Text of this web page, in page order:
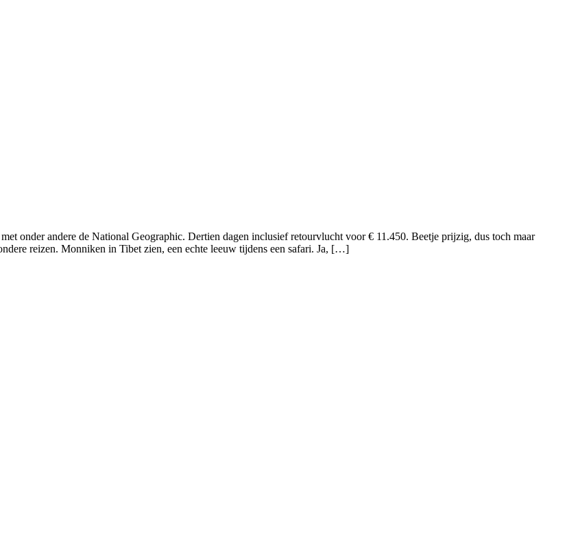
onder andere de National Geographic. Dertien dagen inclusief retourvlucht voor € 11.450. Beetje prijzig, dus toch maar
reizen. Monniken in Tibet zien, een echte leeuw tijdens een safari. Ja, […]